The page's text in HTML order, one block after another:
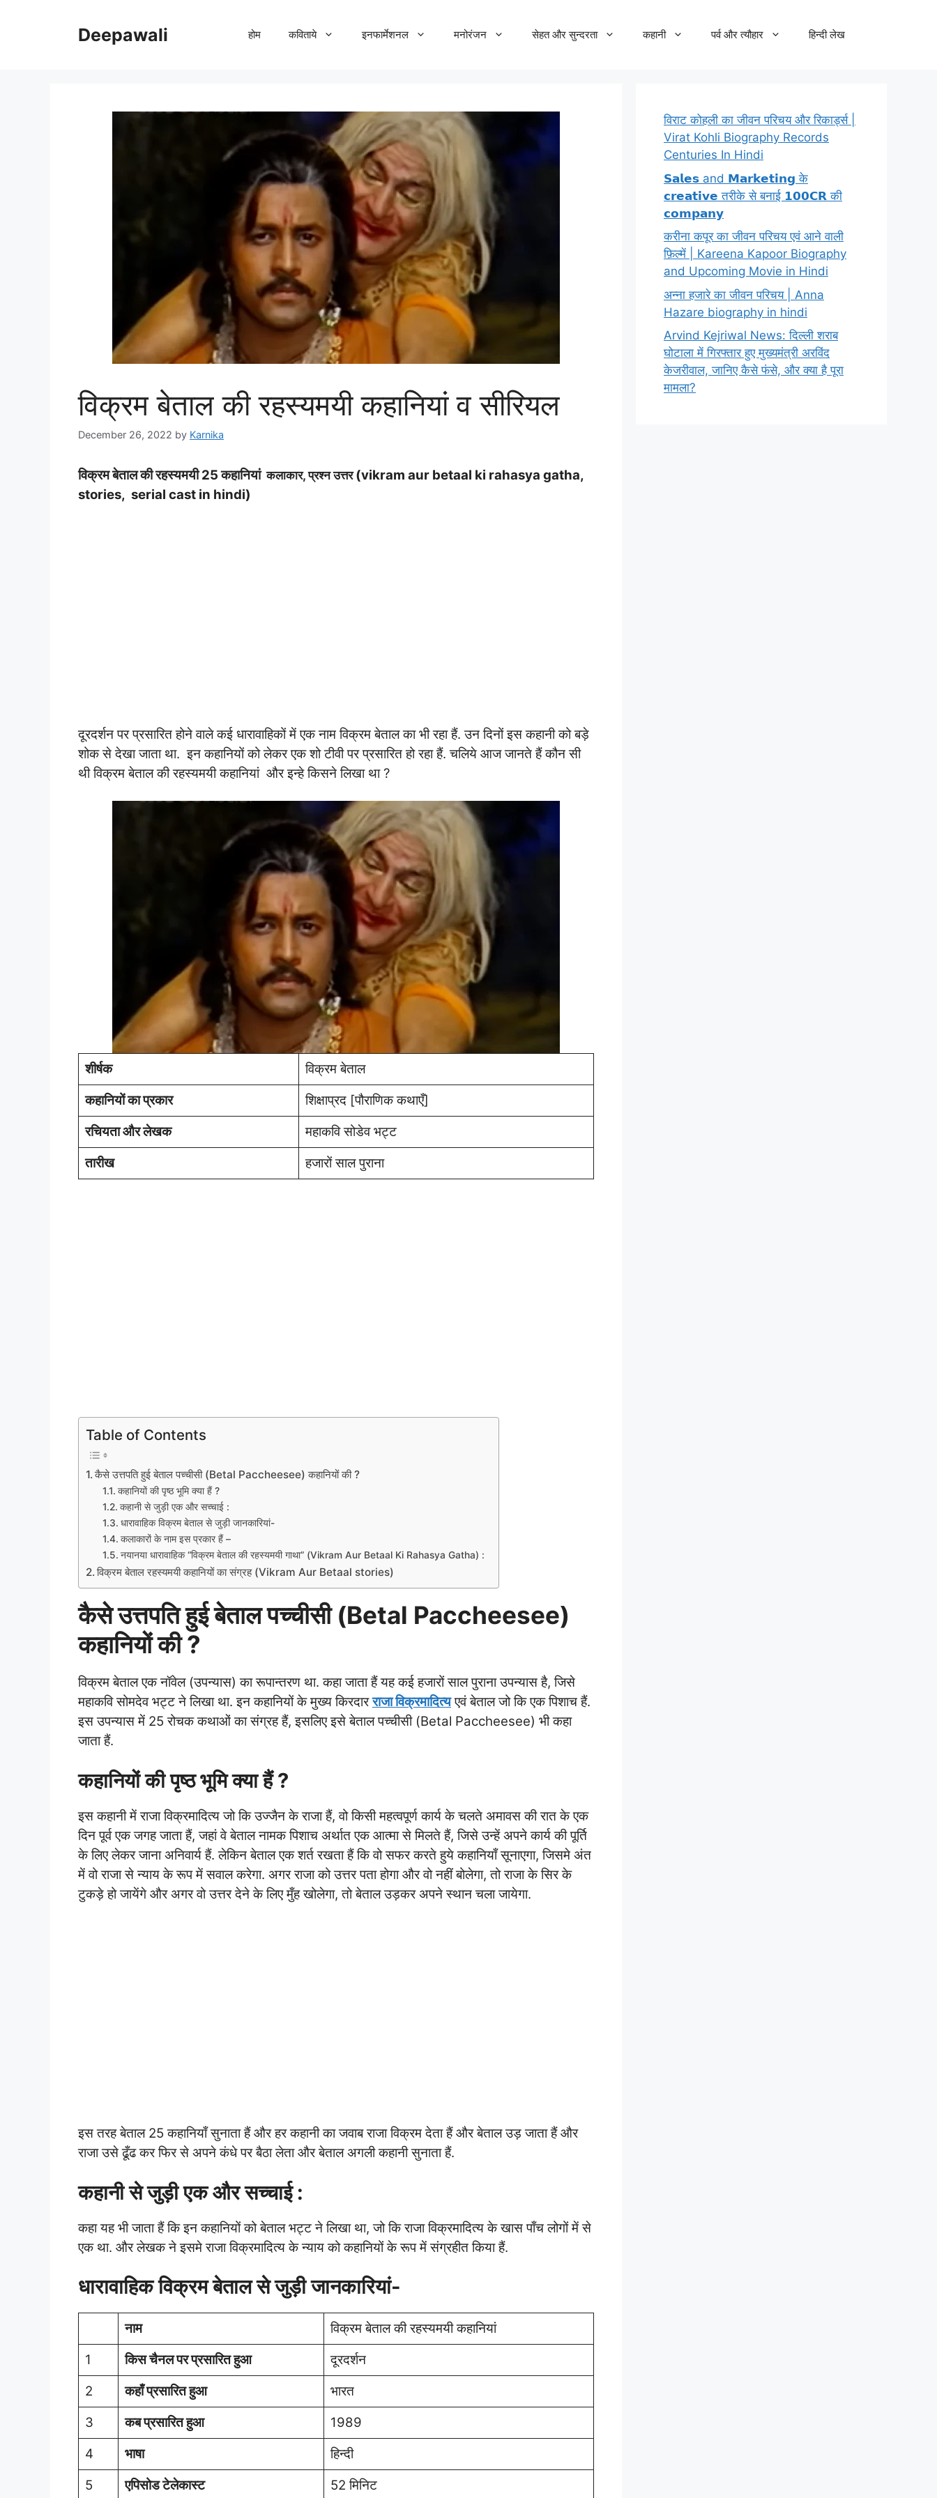
Deepawali होम कविताये इनफार्मेशनल मनोरंजन सेहत और सुन्दरता कहानी पर्व और त्यौहार हिन्दी लेख
विक्रम बेताल की रहस्यमयी कहानियां व सीरियल
December 26, 2022 by Karnika
विक्रम बेताल की रहस्यमयी 25 कहानियांकलाकार, प्रश्न उत्तर(vikram aur betaal ki rahasya gatha,
stories, serial cast in hindi)
दूरदर्शन पर प्रसारित होने वाले कई धारावाहिकों में एक नाम विक्रम बेताल का भी रहा हैं. उन दिनों इस कहानी को बड़े
शोक से देखा जाता था. इन कहानियों को लेकर एक शो टीवी पर प्रसारित हो रहा हैं. चलिये आज जानते हैं कौन सी
थी विक्रम बेताल की रहस्यमयी कहानियां और इन्हे किसने लिखा था ?
शीर्षक
विक्रम बेताल
कहानियों का प्रकार
शिक्षाप्रद [पौराणिक कथाएँ]
रचियता और लेखक
महाकवि सोडेव भट्ट
तारीख
हजारों साल पुराना
Table of Contents
कैसे उत्तपति हुई बेताल पच्चीसी (Betal Paccheesee) कहानियों की ?
कहानियों की पृष्ठ भूमि क्या हैं ?
कहानी से जुड़ी एक और सच्चाई :
धारावाहिक विक्रम बेताल से जुड़ी जानकारियां-
कलाकारों के नाम इस प्रकार हैं –
नयानया धारावाहिक “विक्रम बेताल की रहस्यमयी गाथा” (Vikram Aur Betaal Ki Rahasya Gatha) :
विक्रम बेताल रहस्यमयी कहानियों का संग्रह (Vikram Aur Betaal stories)
कैसे उत्तपति हुई बेताल पच्चीसी (Betal Paccheesee)
कहानियों की ?
विक्रम बेताल एक नॉवेल (उपन्यास) का रूपान्तरण था. कहा जाता हैं यह कई हजारों साल पुराना उपन्यास है, जिसे
महाकवि सोमदेव भट्ट ने लिखा था. इन कहानियों के मुख्य किरदारराजा विक्रमादित्यएवं बेताल जो कि एक पिशाच हैं.
इस उपन्यास में 25 रोचक कथाओं का संग्रह हैं, इसलिए इसे बेताल पच्चीसी (Betal Paccheesee) भी कहा
जाता हैं.
कहानियों की पृष्ठ भूमि क्या हैं ?
इस कहानी में राजा विक्रमादित्य जो कि उज्जैन के राजा हैं, वो किसी महत्वपूर्ण कार्य के चलते अमावस की रात के एक
दिन पूर्व एक जगह जाता हैं, जहां वे बेताल नामक पिशाच अर्थात एक आत्मा से मिलते हैं, जिसे उन्हें अपने कार्य की पूर्ति
के लिए लेकर जाना अनिवार्य हैं. लेकिन बेताल एक शर्त रखता हैं कि वो सफर करते हुये कहानियाँ सूनाएगा, जिसमे अंत
में वो राजा से न्याय के रूप में सवाल करेगा. अगर राजा को उत्तर पता होगा और वो नहीं बोलेगा, तो राजा के सिर के
टुकड़े हो जायेंगे और अगर वो उत्तर देने के लिए मुँह खोलेगा, तो बेताल उड़कर अपने स्थान चला जायेगा.
इस तरह बेताल 25 कहानियाँ सुनाता हैं और हर कहानी का जवाब राजा विक्रम देता हैं और बेताल उड़ जाता हैं और
राजा उसे ढूँढ कर फिर से अपने कंधे पर बैठा लेता और बेताल अगली कहानी सुनाता हैं.
कहानी से जुड़ी एक और सच्चाई :
कहा यह भी जाता हैं कि इन कहानियों को बेताल भट्ट ने लिखा था, जो कि राजा विक्रमादित्य के खास पाँच लोगों में से
एक था. और लेखक ने इसमे राजा विक्रमादित्य के न्याय को कहानियों के रूप में संग्रहीत किया हैं.
धारावाहिक विक्रम बेताल से जुड़ी जानकारियां-
नाम
विक्रम बेताल की रहस्यमयी कहानियां
1
किस चैनल पर प्रसारित हुआ
दूरदर्शन
2
कहाँ प्रसारित हुआ
भारत
3
कब प्रसारित हुआ
1989
4
भाषा
हिन्दी
5
एपिसोड टेलेकास्ट 52 मिनिट
विराट कोहली का जीवन परिचय और रिकार्ड्स |
Virat Kohli Biography Records
Centuries In Hindi
𝗦𝗮𝗹𝗲𝘀 and 𝗠𝗮𝗿𝗸𝗲𝘁𝗶𝗻𝗴 के
𝗰𝗿𝗲𝗮𝘁𝗶𝘃𝗲 तरीके से बनाई 𝟭𝟬𝟬𝗖𝗥 की
𝗰𝗼𝗺𝗽𝗮𝗻𝘆
करीना कपूर का जीवन परिचय एवं आने वाली
फ़िल्में | Kareena Kapoor Biography
and Upcoming Movie in Hindi
अन्ना हजारे का जीवन परिचय | Anna
Hazare biography in hindi
Arvind Kejriwal News: दिल्ली शराब
घोटाला में गिरफ्तार हुए मुख्यमंत्री अरविंद
केजरीवाल, जानिए कैसे फंसे, और क्या है पूरा
मामला?